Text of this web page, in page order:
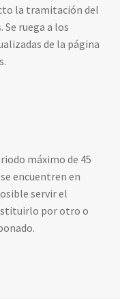
la tramitación del
ruega a los
de la página
máximo de 45
encuentren en
servir el
por otro o